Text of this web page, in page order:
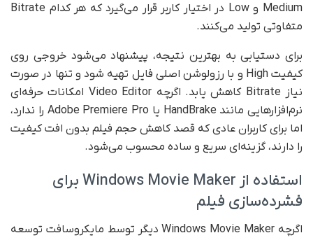
Medium و Low در اختیار کاربر قرار می‌گیرد که هر کدام Bitrate
متفاوتی تولید می‌کنند.
برای دستیابی به بهترین نتیجه، پیشنهاد می‌شود خروجی روی
کیفیت High و با رزولوشن اصلی فایل تهیه شود و تنها در صورت
نیاز Bitrate کاهش یابد. اگرچه Video Editor امکانات حرفه‌ای
نرم‌افزارهایی مانند HandBrake یا Adobe Premiere Pro را ندارد،
اما برای کاربران عادی که قصد کاهش حجم فیلم بدون افت کیفیت
را دارند، گزینه‌ای سریع و ساده محسوب می‌شود.
استفاده از Windows Movie Maker برای
فشرده‌سازی فیلم
اگرچه Windows Movie Maker دیگر توسط مایکروسافت توسعه